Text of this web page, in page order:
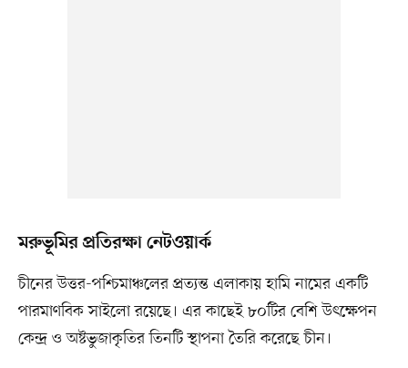
মরুভূমির প্রতিরক্ষা নেটওয়ার্ক
চীনের উত্তর-পশ্চিমাঞ্চলের প্রত্যন্ত এলাকায় হামি নামের একটি
পারমাণবিক সাইলো রয়েছে। এর কাছেই ৮০টির বেশি উৎক্ষেপন
কেন্দ্র ও অষ্টভুজাকৃতির তিনটি স্থাপনা তৈরি করেছে চীন।